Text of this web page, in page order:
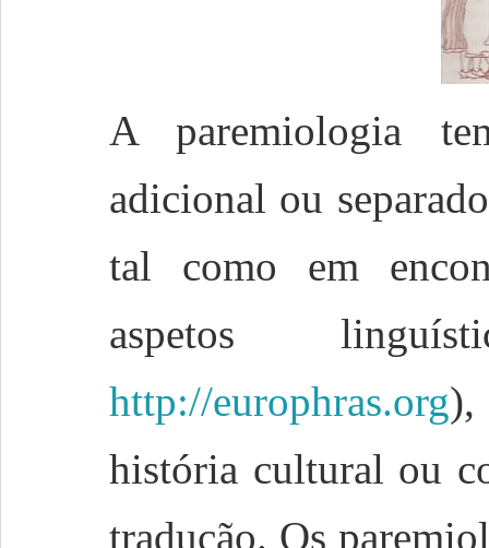
A paremiologia
adicional ou
tal como em
aspetos
http://europhras.org),
história cultural ou
tradução. Os